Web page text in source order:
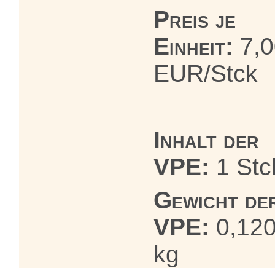
Preis je
Einheit:
EUR/Stck
Inhalt der
VPE: 1
Gewicht
VPE:
kg